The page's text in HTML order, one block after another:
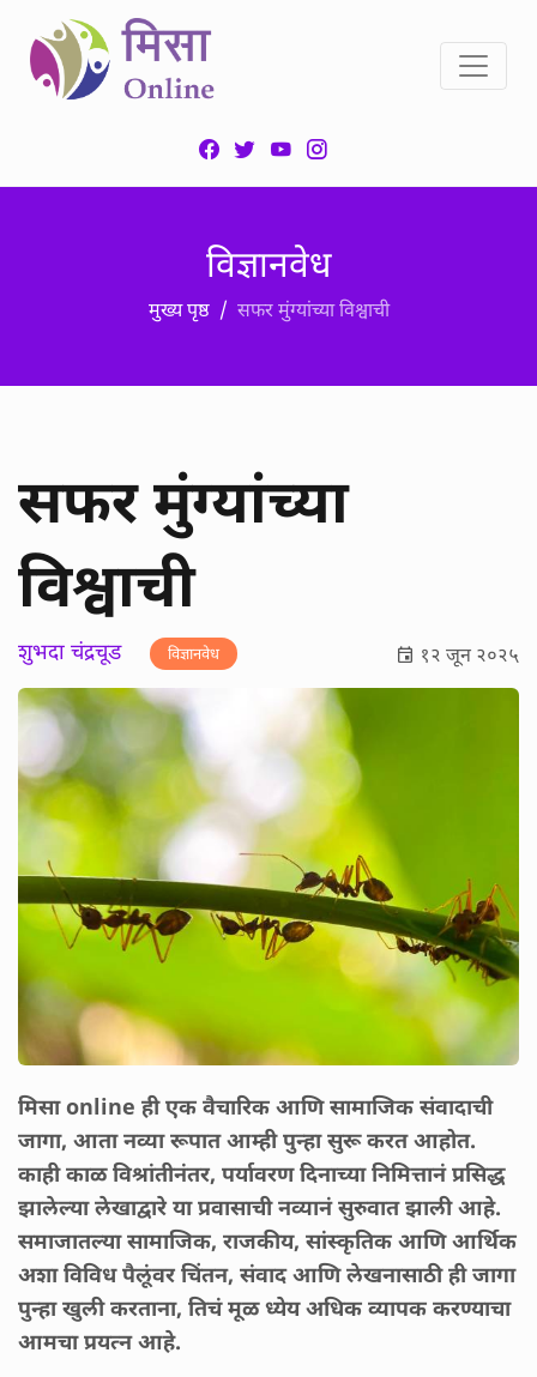
विज्ञानवेध
मुख्य पृष्ठ सफर मुंग्यांच्या विश्वाची
सफर मुंग्यांच्या
विश्वाची
शुभदा चंद्रचूड विज्ञानवेध १२ जून २०२५
मिसा online ही एक वैचारिक आणि सामाजिक संवादाची
जागा, आता नव्या रूपात आम्ही पुन्हा सुरू करत आहोत.
काही काळ विश्रांतीनंतर, पर्यावरण दिनाच्या निमित्तानं प्रसिद्ध
झालेल्या लेखाद्वारे या प्रवासाची नव्यानं सुरुवात झाली आहे.
समाजातल्या सामाजिक, राजकीय, सांस्कृतिक आणि आर्थिक
अशा विविध पैलूंवर चिंतन, संवाद आणि लेखनासाठी ही जागा
पुन्हा खुली करताना, तिचं मूळ ध्येय अधिक व्यापक करण्याचा
आमचा प्रयत्न आहे.